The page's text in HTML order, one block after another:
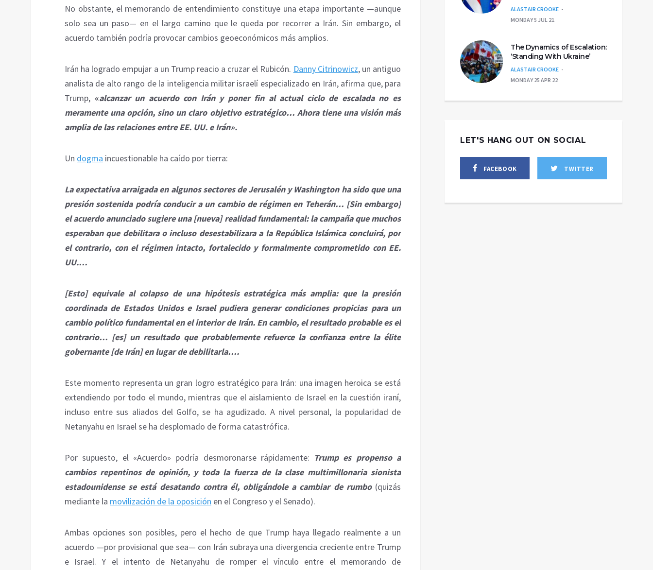
No obstante, el memorando de entendimiento constituye una etapa importante —aunque
solo sea un paso— en el largo camino que le queda por recorrer a Irán. Sin embargo, el
acuerdo también podría provocar cambios geoeconómicos más amplios.
Irán ha logrado empujar a un Trump reacio a cruzar el Rubicón. Danny Citrinowicz, un antiguo
analista de alto rango de la inteligencia militar israelí especializado en Irán, afirma que, para
Trump, «alcanzar un acuerdo con Irán y poner fin al actual ciclo de escalada no es
meramente una opción, sino un claro objetivo estratégico… Ahora tiene una visión más
amplia de las relaciones entre EE. UU. e Irán».
Un dogma incuestionable ha caído por tierra:
La expectativa arraigada en algunos sectores de Jerusalén y Washington ha sido que una
presión sostenida podría conducir a un cambio de régimen en Teherán… [Sin embargo]
el acuerdo anunciado sugiere una [nueva] realidad fundamental: la campaña que muchos
esperaban que debilitara o incluso desestabilizara a la República Islámica concluirá, por
el contrario, con el régimen intacto, fortalecido y formalmente comprometido con EE.
UU.…
[Esto] equivale al colapso de una hipótesis estratégica más amplia: que la presión
coordinada de Estados Unidos e Israel pudiera generar condiciones propicias para un
cambio político fundamental en el interior de Irán. En cambio, el resultado probable es el
contrario… [es] un resultado que probablemente refuerce la confianza entre la élite
gobernante [de Irán] en lugar de debilitarla….
Este momento representa un gran logro estratégico para Irán: una imagen heroica se está
extendiendo por todo el mundo, mientras que el aislamiento de Israel en la cuestión iraní,
incluso entre sus aliados del Golfo, se ha agudizado. A nivel personal, la popularidad de
Netanyahu en Israel se ha desplomado de forma catastrófica.
Por supuesto, el «Acuerdo» podría desmoronarse rápidamente: Trump es propenso a
cambios repentinos de opinión, y toda la fuerza de la clase multimillonaria sionista
estadounidense se está desatando contra él, obligándole a cambiar de rumbo (quizás
mediante la movilización de la oposición en el Congreso y el Senado).
Ambas opciones son posibles, pero el hecho de que Trump haya llegado realmente a un
acuerdo —por provisional que sea— con Irán subraya una divergencia creciente entre Trump
e Israel. Y el intento de Netanyahu de romper el vínculo entre el memorando de
ALASTAIR CROOKE
MONDAY 5 JUL 21
The Dynamics of Escalation:
‘Standing With Ukraine’
ALASTAIR CROOKE
MONDAY 25 APR 22
LET'S HANG OUT ON SOCIAL
FACEBOOK TWITTER